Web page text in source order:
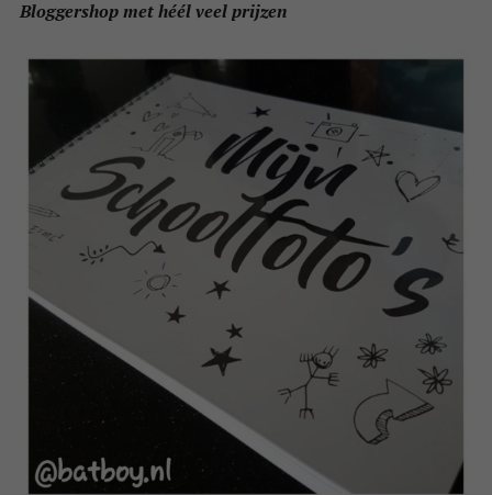
Bloggershop met héél veel prijzen